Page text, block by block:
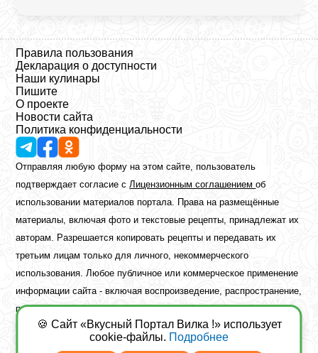
Правила пользования
Декларация о доступности
Наши кулинары
Пишите
О проекте
Новости сайта
Политика конфиденциальности
Отправляя любую форму на этом сайте, пользователь
подтверждает согласие сЛицензионным соглашениемоб
использовании материалов портала. Права на размещённые
материалы, включая фото и текстовые рецепты, принадлежат их
авторам. Разрешается копировать рецепты и передавать их
третьим лицам только для личного, некоммерческого
использования. Любое публичное или коммерческое применение
информации сайта - включая воспроизведение, распространение,
публикацию или обработку - возможно лишь при наличии
предварительного письменного разрешения правообладателя.
Copyright ©2026 Вкусный Портал Вилка
🍪 Сайт «Вкусный Портал Вилка !» использует
cookie-файлы. Подробнее